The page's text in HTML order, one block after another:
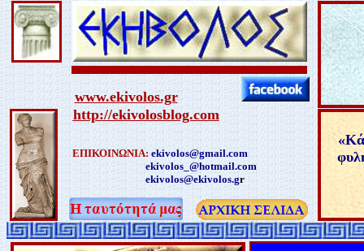
www.ekivolos.gr
http://ekivolosblog.com
ΕΠΙΚΟΙΝΩΝΙΑ: ekivolos@gmail.com
ekivolos_@hotmail.com
ekivolos@ekivolos.gr
«